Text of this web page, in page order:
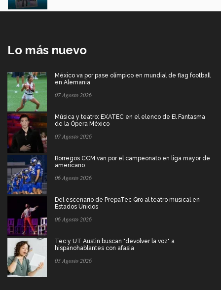
Lo más nuevo
México va por pase olímpico en mundial de flag football
en Alemania
07 Agosto 2026
Música y teatro: EXATEC en el elenco de El Fantasma
de la Ópera México
07 Agosto 2026
Borregos CCM van por el campeonato en liga mayor de
americano
06 Agosto 2026
Del escenario de PrepaTec Qro al teatro musical en
Estados Unidos
06 Agosto 2026
Tec y UT Austin buscan "devolver la voz" a
hispanohablantes con afasia
05 Agosto 2026